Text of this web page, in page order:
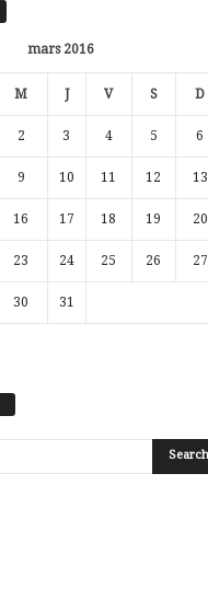
mars 2016
M J V S D
2 3 4 5 6
9 10 11 12 13
16 17 18 19 20
23 24 25 26 27
30 31